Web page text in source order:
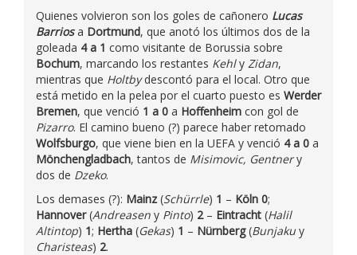
Quienes volvieron son los goles de cañonero Lucas
Barriosa Dortmund, que anotó los últimos dos de la
goleada 4 a 1 como visitante de Borussia sobre
Bochum, marcando los restantes Kehly Zidan,
mientras que Holtbydescontó para el local. Otro que
está metido en la pelea por el cuarto puesto es Werder
Bremen, que venció 1 a 0 a Hoffenheim con gol de
Pizarro. El camino bueno (?) parece haber retomado
Wolfsburgo, que viene bien en la UEFA y venció 4 a 0 a
Mönchengladbach, tantos de Misimovic, Gentnery
dos de Dzeko.
Los demases (?): Mainz (Schürrle) 1 – Köln 0;
Hannover(Andreasen y Pinto) 2 – Eintracht (Halil
Altintop) 1; Hertha (Gekas) 1 – Nürnberg(Bunjaku y
Charisteas) 2.